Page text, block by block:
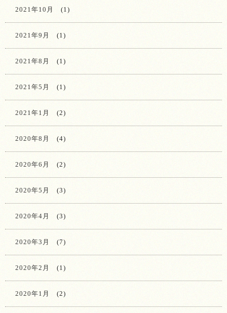
2021年10月 (1)
2021年9月 (1)
2021年8月 (1)
2021年5月 (1)
2021年1月 (2)
2020年8月 (4)
2020年6月 (2)
2020年5月 (3)
2020年4月 (3)
2020年3月 (7)
2020年2月 (1)
2020年1月 (2)